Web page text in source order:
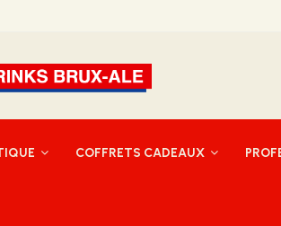
COFFRETS CADEAUX